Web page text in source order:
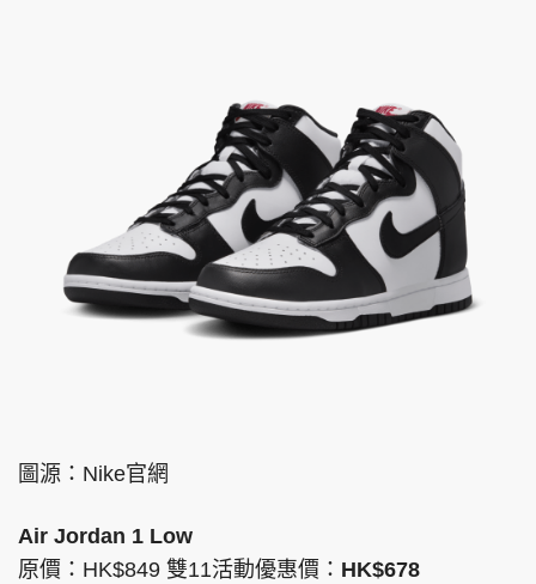
圖源：Nike官網
Air Jordan 1 Low
原價：HK$849 雙11活動優惠價： HK$678